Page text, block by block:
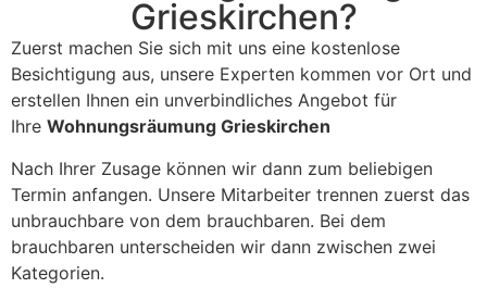
Grieskirchen?
Zuerst machen Sie sich mit uns eine kostenlose
Besichtigung aus, unsere Experten kommen vor Ort und
erstellen Ihnen ein unverbindliches Angebot für
Ihre Wohnungsräumung Grieskirchen
Nach Ihrer Zusage können wir dann zum beliebigen
Termin anfangen. Unsere Mitarbeiter trennen zuerst das
unbrauchbare von dem brauchbaren. Bei dem
brauchbaren unterscheiden wir dann zwischen zwei
Kategorien.